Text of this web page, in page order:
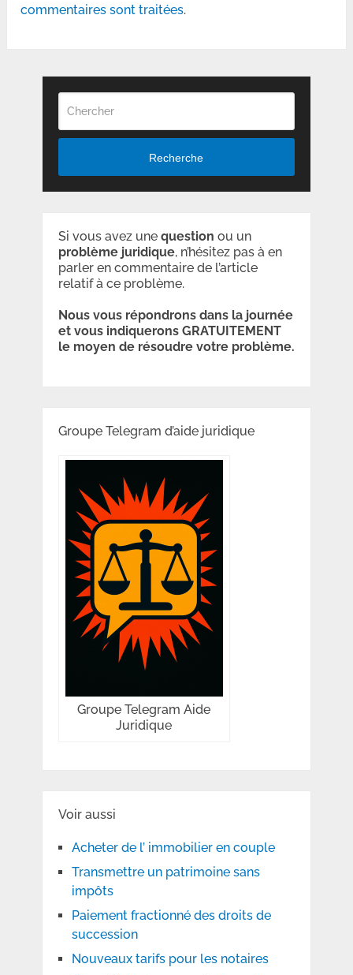
commentaires sont traitées.
Recherche
Si vous avez une question ou un
problème juridique, n’hésitez pas à en
parler en commentaire de l’article
relatif à ce problème.
Nous vous répondrons dans la journée
et vous indiquerons GRATUITEMENT
le moyen de résoudre votre problème.
Groupe Telegram d’aide juridique
Groupe Telegram Aide
Juridique
Voir aussi
Acheter de l’ immobilier en couple
Transmettre un patrimoine sans
impôts
Paiement fractionné des droits de
succession
Nouveaux tarifs pour les notaires